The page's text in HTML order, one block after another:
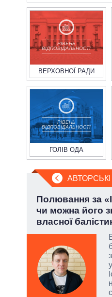
РІВЕНЬ
ВІДПОВІДАЛЬНОСТІ
ВЕРХОВНОЇ РАДИ
РІВЕНЬ
ВІДПОВІДАЛЬНОСТІ
ГОЛІВ ОДА
Полювання за
чи можна його
власної